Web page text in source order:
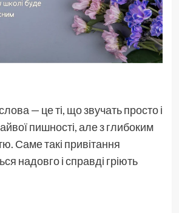
— це ті, що звучать просто і
пишності, але з глибоким
Саме такі привітання
надовго і справді гріють